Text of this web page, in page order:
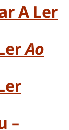
A Ler
Ao
–